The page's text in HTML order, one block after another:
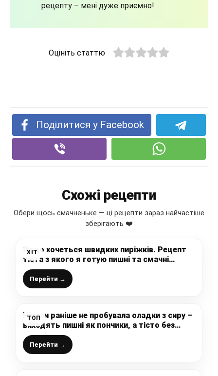
рецепту – мені дуже приємно!
Оцініть статтю
Поділитися у Facebook
Схожі рецепти
Обери щось смачненьке — ці рецепти зараз найчастіше
зберігають ❤️
ХІТ
Якщо хочеться швидких пиріжків. Рецепт
тіста з якого я готую пишні та смачні
пиріжки
Перейти →
ТОП
Ніколи раніше не пробувала оладки з сиру –
виходять пишні як пончики, а тісто без
дріжджів
Перейти →